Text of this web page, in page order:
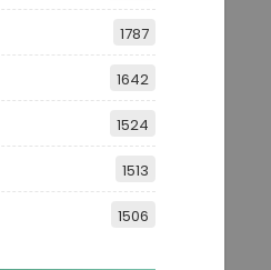
1787
1642
1524
1513
1506